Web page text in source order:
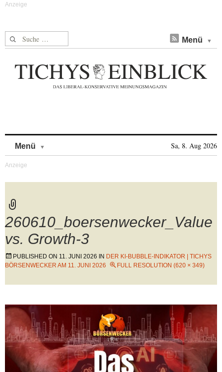
Suche nach: Menü
Menü Sa, 8. Aug 2026
260610_boersenwecker_Value
vs. Growth-3
PUBLISHED ON 11. JUNI 2026 IN DER KI-BUBBLE-INDIKATOR | TICHYS
BÖRSENWECKER AM 11. JUNI 2026
FULL RESOLUTION (620 × 349)